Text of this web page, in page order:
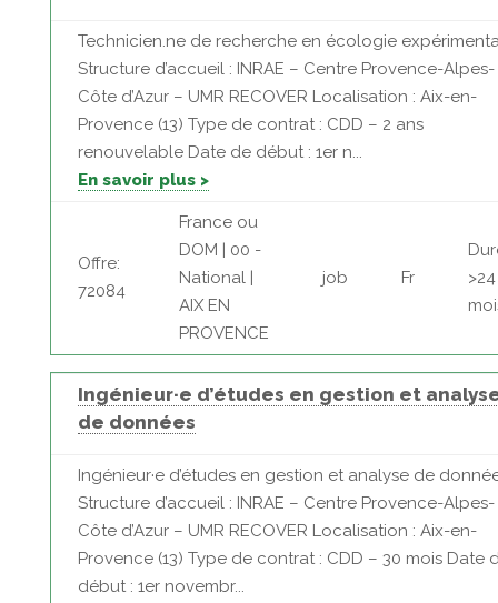
Technicien.ne de recherche en écologie
Structure d’accueil : INRAE – Centre Provence-Alpes-
Côte d’Azur – UMR RECOVER Localisation : Aix-en-
Provence (13) Type de contrat : CDD – 2 ans
renouvelable Date de début : 1er n...
En savoir plus >
Offre:
72084
France ou
DOM | 00 -
National |
AIX EN
PROVENCE
job Fr
>24
Ingénieur·e d’études en gestion et
de données
Ingénieur·e d’études en gestion et analyse de
Structure d’accueil : INRAE – Centre Provence-Alpes-
Côte d’Azur – UMR RECOVER Localisation : Aix-en-
Provence (13) Type de contrat : CDD – 30 mois Date
début : 1er novembr...